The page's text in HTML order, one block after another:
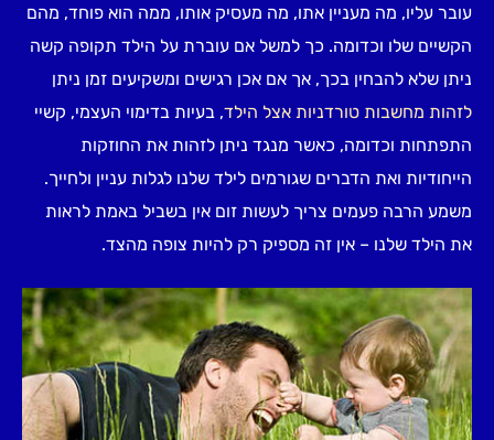
עובר עליו, מה מעניין אתו, מה מעסיק אותו, ממה הוא פוחד, מהם
הקשיים שלו וכדומה. כך למשל אם עוברת על הילד תקופה קשה
ניתן שלא להבחין בכך, אך אם אכן רגישים ומשקיעים זמן ניתן
לזהות מחשבות טורדניות אצל הילד, בעיות בדימוי העצמי, קשיי
התפתחות וכדומה, כאשר מנגד ניתן לזהות את החוזקות
הייחודיות ואת הדברים שגורמים לילד שלנו לגלות עניין ולחייך.
משמע הרבה פעמים צריך לעשות זום אין בשביל באמת לראות
את הילד שלנו – אין זה מספיק רק להיות צופה מהצד.